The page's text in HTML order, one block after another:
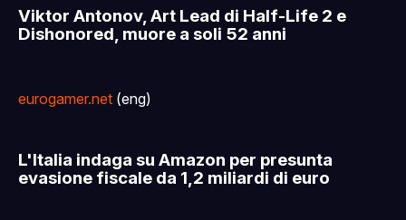
Viktor Antonov, Art Lead di Half-Life 2 e
Dishonored, muore a soli 52 anni
eurogamer.net (eng)
L'Italia indaga su Amazon per presunta
evasione fiscale da 1,2 miliardi di euro